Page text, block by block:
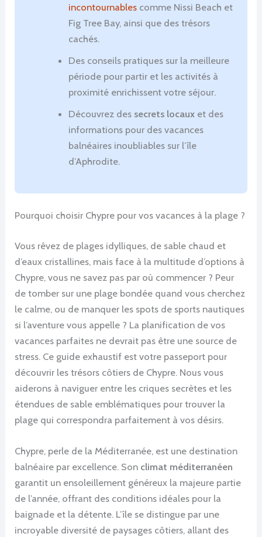
incontournables comme Nissi Beach et
Fig Tree Bay, ainsi que des trésors
cachés.
Des conseils pratiques sur la meilleure
période pour partir et les activités à
proximité enrichissent votre séjour.
Découvrez des secrets locaux et des
informations pour des vacances
balnéaires inoubliables sur l’île
d’Aphrodite.
Pourquoi choisir Chypre pour vos vacances à la plage ?
Vous rêvez de plages idylliques, de sable chaud et
d’eaux cristallines, mais face à la multitude d’options à
Chypre, vous ne savez pas par où commencer ? Peur
de tomber sur une plage bondée quand vous cherchez
le calme, ou de manquer les spots de sports nautiques
si l’aventure vous appelle ? La planification de vos
vacances parfaites ne devrait pas être une source de
stress. Ce guide exhaustif est votre passeport pour
découvrir les trésors côtiers de Chypre. Nous vous
aiderons à naviguer entre les criques secrètes et les
étendues de sable emblématiques pour trouver la
plage qui correspondra parfaitement à vos désirs.
Chypre, perle de la Méditerranée, est une destination
balnéaire par excellence. Son climat méditerranéen
garantit un ensoleillement généreux la majeure partie
de l’année, offrant des conditions idéales pour la
baignade et la détente. L’île se distingue par une
incroyable diversité de paysages côtiers, allant des